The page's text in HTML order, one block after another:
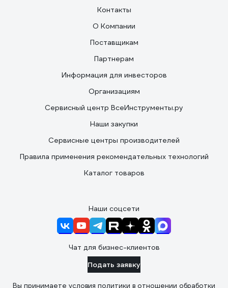
Контакты
О Компании
Поставщикам
Партнерам
Информация для инвесторов
Организациям
Сервисный центр ВсеИнструменты.ру
Наши закупки
Сервисные центры производителей
Правила применения рекомендательных технологий
Каталог товаров
Наши соцсети
Чат для бизнес-клиентов
Подать заявку
Вы принимаете условия политики в отношении обработки